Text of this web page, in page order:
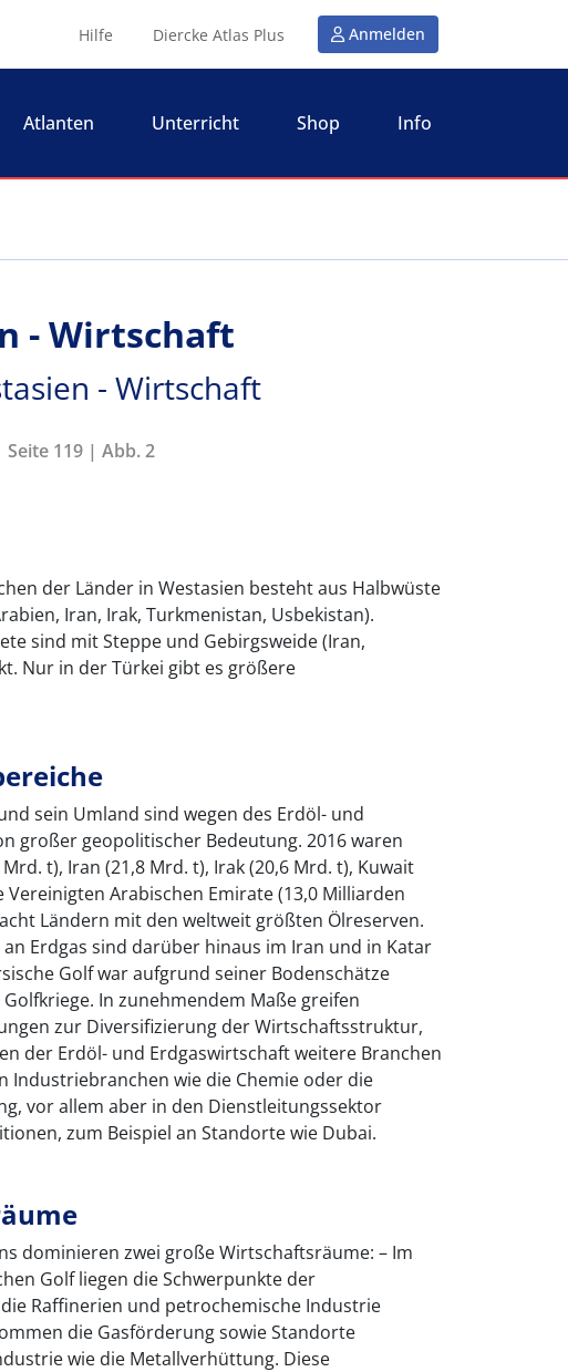
Hilfe Diercke Atlas Plus Anmelden
Atlanten Unterricht Shop Info
- Wirtschaft
- Wirtschaft
Seite 119 | Abb. 2
der Länder in Westasien besteht aus Halbwüste
Iran, Irak, Turkmenistan, Usbekistan).
sind mit Steppe und Gebirgsweide (Iran,
Nur in der Türkei gibt es größere
sein Umland sind wegen des Erdöl- und
großer geopolitischer Bedeutung. 2016 waren
t), Iran (21,8 Mrd. t), Irak (20,6 Mrd. t), Kuwait
Vereinigten Arabischen Emirate (13,0 Milliarden
Ländern mit den weltweit größten Ölreserven.
Erdgas sind darüber hinaus im Iran und in Katar
Golf war aufgrund seiner Bodenschätze
In zunehmendem Maße greifen
zur Diversifizierung der Wirtschaftsstruktur,
der Erdöl- und Erdgaswirtschaft weitere Branchen
Industriebranchen wie die Chemie oder die
vor allem aber in den Dienstleitungssektor
zum Beispiel an Standorte wie Dubai.
dominieren zwei große Wirtschaftsräume: – Im
Golf liegen die Schwerpunkte der
Raffinerien und petrochemische Industrie
die Gasförderung sowie Standorte
wie die Metallverhüttung. Diese